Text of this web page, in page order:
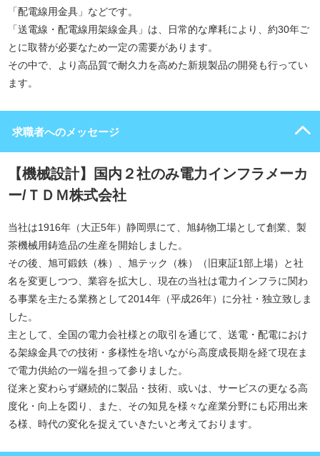
「配電線用金具」などです。
「送電線・配電線用架線金具」は、日常的な摩耗により、約30年ご
とに取替が必要なため一定の需要があります。
その中で、より高品質で耐久力を高めた新規製品の開発も行ってい
ます。
求職者へのメッセージ
【機械設計】国内２社のみ電力インフラメーカ
ー/ＴＤＭ株式会社
当社は1916年（大正5年）静岡県にて、旭鋳物工場として創業、製
茶機械用鋳造品の生産を開始しました。
その後、旭可鍛鉄（株）、旭テック（株）（旧東証1部上場）と社
名を変更しつつ、業容を拡大し、現在の当社は電力インフラに関わ
る事業を主たる業務として2014年（平成26年）に分社・独立致しま
した。
主として、全国の電力会社様との取引を通じて、送電・配電におけ
る架線金具での技術・多様性を培いながら高度成長期を経て現在ま
で電力供給の一端を担って参りました。
従来と変わらず継続的に製品・技術、或いは、サービスの更なる高
度化・向上を図り、また、その知見を様々な産業分野にも応用出来
る様、時代の変化を捉えていきたいと考えております。